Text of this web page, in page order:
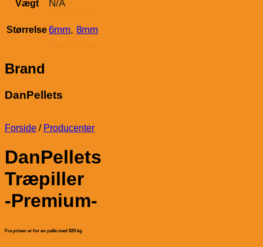
Vægt N/A
Størrelse6mm, 8mm
Brand
DanPellets
Forside / Producenter
DanPellets
Træpiller
-Premium-
Fra prisen er for en palle med 825 kg